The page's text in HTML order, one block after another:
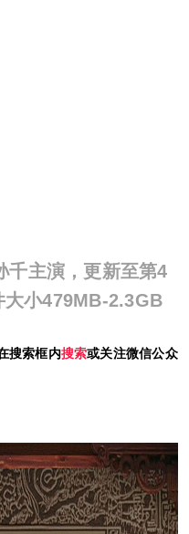
千主演，更新至第4
大小479MB-2.3GB
搜索框内搜索或关注微信公众